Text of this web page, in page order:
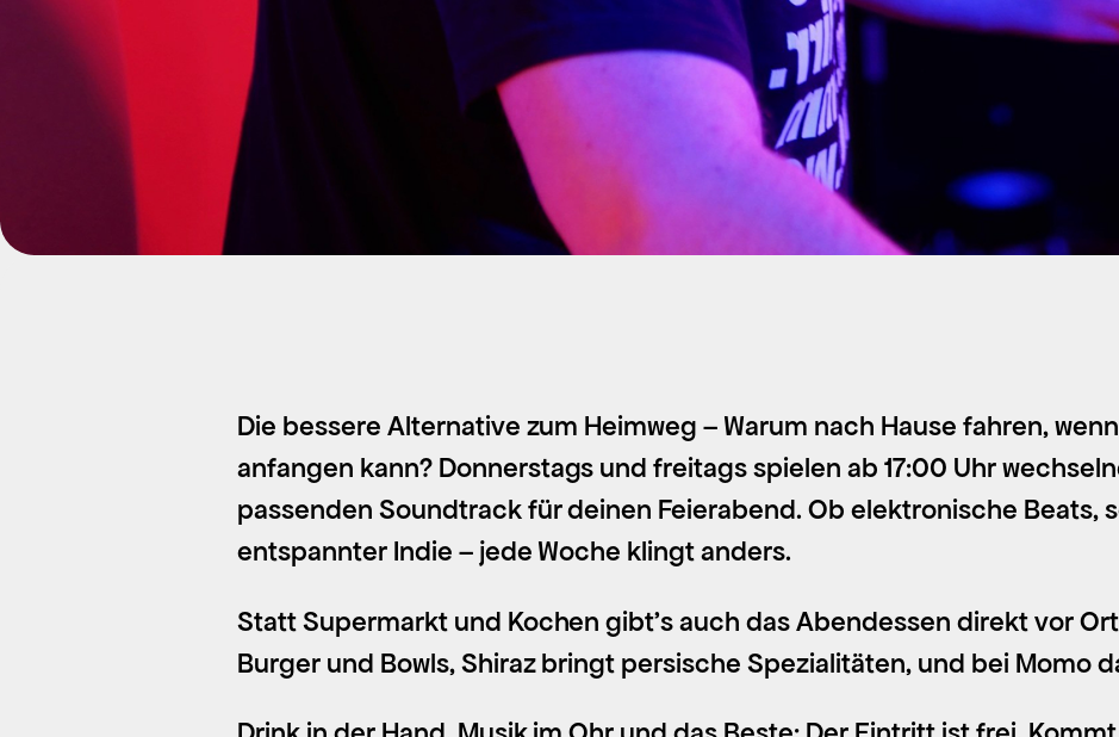
Die bessere Alternative zum Heimweg – Warum nach Hause fahren,
anfangen kann? Donnerstags und freitags spielen ab 17:00 Uhr
passenden Soundtrack für deinen Feierabend. Ob elektronische Beats,
entspannter Indie – jede Woche klingt anders.
Statt Supermarkt und Kochen gibt’s auch das Abendessen direkt vor
Burger und Bowls, Shiraz bringt persische Spezialitäten, und bei Momo